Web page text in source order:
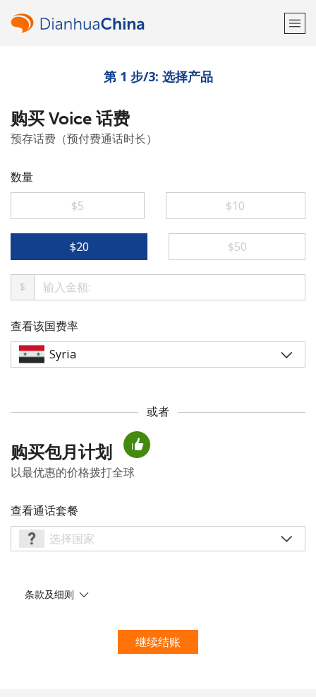
欢迎！
已经有账户了
至少 8 个字符
一个大写字母和一个小写字母
一个特殊字符
本人明白，在本网站开设账户，即代表本人同意这些
第 1 步/3: 选择产品
购买 Voice 话费
预存话费（预付费通话时长）
数量
⁦$5⁩
⁦$10⁩
⁦$20⁩ ⁦$50⁩
$
查看该国费率
或者
购买包月计划
以最优惠的价格拨打全球
查看通话套餐
条款及细则
继续结账